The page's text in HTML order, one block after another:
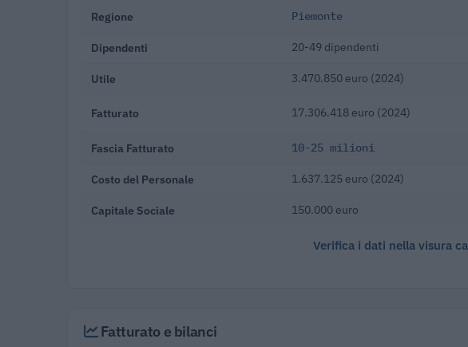
Regione Piemonte
Dipendenti 20-49 dipendenti
Utile 3.470.850 euro (2024)
Fatturato 17.306.418 euro (2024)
Fascia Fatturato 10-25 milioni
Costo del Personale 1.637.125 euro (2024)
Capitale Sociale 150.000 euro
Verifica i dati nella visura
Fatturato e bilanci